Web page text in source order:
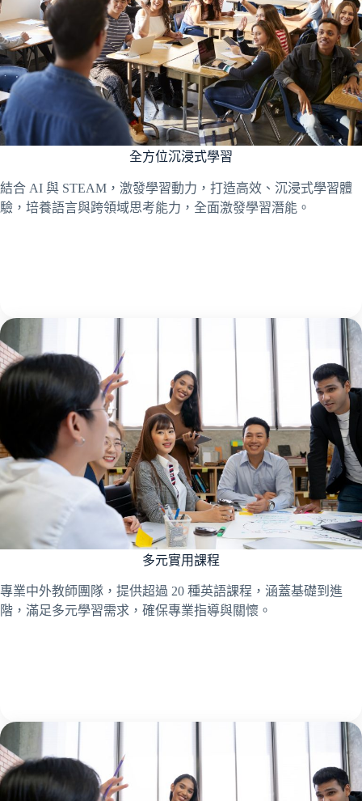
全方位沉浸式學習
結合 AI 與 STEAM，激發學習動力，打造高效、沉浸式學習體
驗，培養語言與跨領域思考能力，全面激發學習潛能。
多元實用課程
專業中外教師團隊，提供超過 20 種英語課程，涵蓋基礎到進
階，滿足多元學習需求，確保專業指導與關懷。